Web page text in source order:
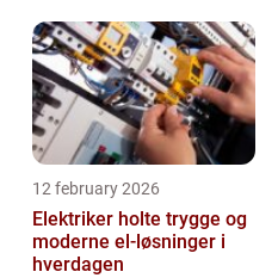
12 february 2026
Elektriker holte trygge og
moderne el-løsninger i
hverdagen